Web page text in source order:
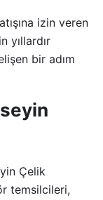
izin veren
yıllardır
bir adım
Çelik
temsilcileri,